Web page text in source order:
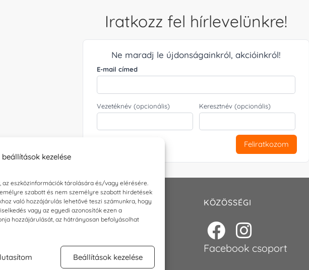
kezelése
az eszközinformációk tárolására és/vagy elérésére.
szabott és nem személyre szabott hirdetések
való hozzájárulás lehetővé teszi számunkra, hogy
vagy az egyedi azonosítók ezen a
hozzájárulását, az hátrányosan befolyásolhat
Beállítások kezelése
Iratkozz fel hírlevelünkre!
Ne maradj le újdonságainkról, akcióinkról!
E-mail címed
Vezetéknév (opcionális) Keresztnév (opcionális)
Feliratkozom
KAPCSOLAT
E-mail:shop@torokszilvi.com
KÖZÖSSÉGI
Facebook csoport